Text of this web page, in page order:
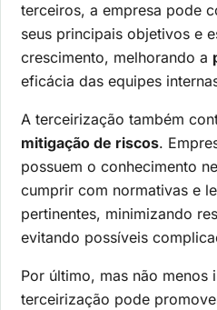
terceiros, a empresa pode
seus principais objetivos e
crescimento, melhorando a
eficácia das equipes
A terceirização também
mitigação de riscos.
possuem o conhecimento
cumprir com normativas e
pertinentes, minimizando
evitando possíveis
Por último, mas não menos
terceirização pode